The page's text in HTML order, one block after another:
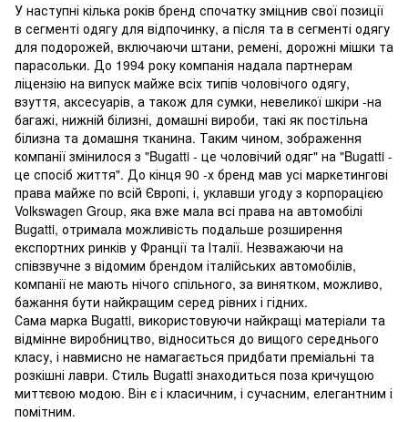
У наступні кілька років бренд спочатку зміцнив свої позиції
в сегменті одягу для відпочинку, а після та в сегменті одягу
для подорожей, включаючи штани, ремені, дорожні мішки та
парасольки. До 1994 року компанія надала партнерам
ліцензію на випуск майже всіх типів чоловічого одягу,
взуття, аксесуарів, а також для сумки, невеликої шкіри -на
багажі, нижній білизні, домашні вироби, такі як постільна
білизна та домашня тканина. Таким чином, зображення
компанії змінилося з "Bugatti - це чоловічий одяг" на "Bugatti -
це спосіб життя". До кінця 90 -х бренд мав усі маркетингові
права майже по всій Європі, і, уклавши угоду з корпорацією
Volkswagen Group, яка вже мала всі права на автомобілі
Bugatti, отримала можливість подальше розширення
експортних ринків у Франції та Італії. Незважаючи на
співзвучне з відомим брендом італійських автомобілів,
компанії не мають нічого спільного, за винятком, можливо,
бажання бути найкращим серед рівних і гідних.
Сама марка Bugatti, використовуючи найкращі матеріали та
відмінне виробництво, відноситься до вищого середнього
класу, і навмисно не намагається придбати преміальні та
розкішні лаври. Стиль Bugatti знаходиться поза кричущою
миттєвою модою. Він є і класичним, і сучасним, елегантним і
помітним.